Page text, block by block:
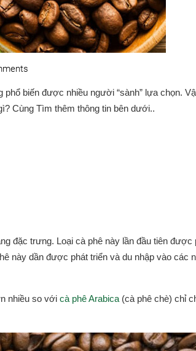
biến được nhiều người “sành” lựa chọn.
Cùng Tìm thêm thông tin bên dưới..
đặc trưng. Loại cà phê này lần đầu tiên được
này dần được phát triển và du nhập vào các
nhiều so với cà phê Arabica (cà phê chè) chỉ